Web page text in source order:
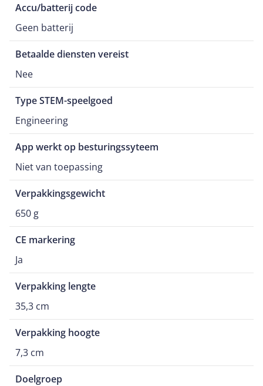
Accu/batterij code
Geen batterij
Betaalde diensten vereist
Nee
Type STEM-speelgoed
Engineering
App werkt op besturingssyteem
Niet van toepassing
Verpakkingsgewicht
650 g
CE markering
Ja
Verpakking lengte
35,3 cm
Verpakking hoogte
7,3 cm
Doelgroep